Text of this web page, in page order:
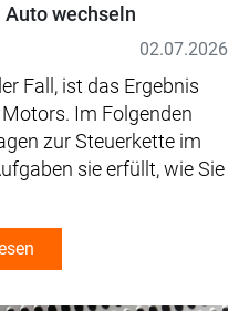
wechseln
02.07.2026
Fall, ist das Ergebnis
Im Folgenden
zur Steuerkette im
sie erfüllt, wie Sie